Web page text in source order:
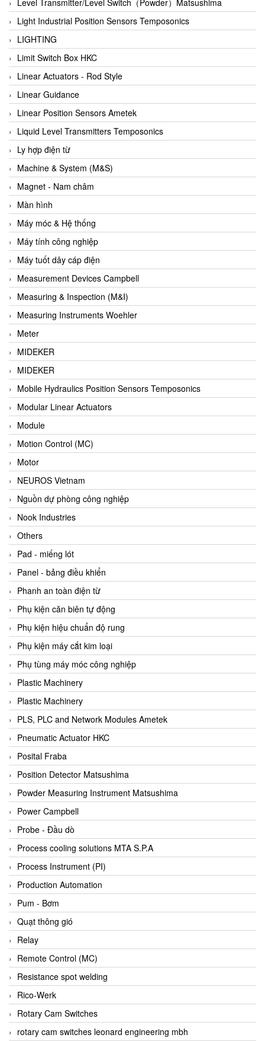
Autec
Auto Flow
Automatic valve
Aventics
Avproglobal
Axiomtek
AZBIL
B&C Electronics
B&R
Babcok wilcox
Baelz Automatic Vietnam
Bahr Modultechnik Vietnam
Balluff
BamBo Vietnam
Barel Vietnam
Barksdale
Bartec
Basco
Baumer
Baumuller Vietnam
Baykee
BBC Bircher Smart Access
BCS ITALY
BEA SENSORS
Beacon Extender
Beckhoff
Bedook
Bei Sensor
Beijer
Beinlich-pumps
Beka
BEKO
Belimo
Benetech Vietnam
Bently Nevada
Bentone Vietnam
Bernstein Vietnam
Berthold
Bestech
Bestech
BETA
Bifold
Bihl+wiedemann
Bihl+wiedemann
Bilz
Binder Connector
Biotech
BirdX Vietnam
BK Vibro
Black Box
BlackBox Vietnam
BLAGDON PUMP
Bloom Engineering
Boneng
Bopp & Reuther Messtechnik
Bosch
Light Industrial Position Sensors Temposonics
LIGHTING
Limit Switch Box HKC
Linear Actuators - Rod Style
Linear Guidance
Linear Position Sensors Ametek
Liquid Level Transmitters Temposonics
Ly hợp điện từ
Machine & System (M&S)
Magnet - Nam châm
Màn hình
Máy móc & Hệ thống
Máy tính công nghiệp
Máy tuốt dây cáp điện
Measurement Devices Campbell
Measuring & Inspection (M&I)
Measuring Instruments Woehler
Meter
MIDEKER
MIDEKER
Mobile Hydraulics Position Sensors Temposonics
Modular Linear Actuators
Module
Motion Control (MC)
Motor
NEUROS Vietnam
Nguồn dự phòng công nghiệp
Nook Industries
Others
Pad - miếng lót
Panel - bảng điều khiển
Phanh an toàn điện từ
Phụ kiện căn biên tự động
Phụ kiện hiệu chuẩn độ rung
Phụ kiện máy cắt kim loại
Phụ tùng máy móc công nghiệp
Plastic Machinery
Plastic Machinery
PLS, PLC and Network Modules Ametek
Pneumatic Actuator HKC
Posital Fraba
Position Detector Matsushima
Powder Measuring Instrument Matsushima
Power Campbell
Probe - Đầu dò
Process cooling solutions MTA S.P.A
Process Instrument (PI)
Production Automation
Pum - Bơm
Quạt thông gió
Relay
Remote Control (MC)
Resistance spot welding
Rico-Werk
Rotary Cam Switches
rotary cam switches leonard engineering mbh